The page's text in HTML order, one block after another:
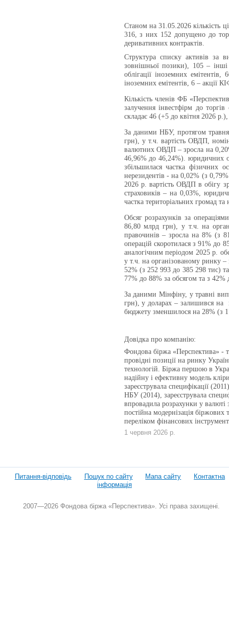
Станом на 31.05.2026кількість
316, з них 152 допущено до
деривативних контрактів.
Структура списку активів за
зовнішньої позики), 105 – інші
облігації іноземних
іноземних емітентів, 6 – акції
Кількість членів ФБ
залучення інвестфірм до
складає 46 (+5 до квітня 2026
За даними НБУ, протягом
грн), у т.ч. вартість ОВДП,
валютних ОВДП – зросла на
46,96% до 46,24%). юридичних
збільшилася частка
нерезидентів - на 0,02% (з
2026 р. вартість ОВДП в обігу
страховиків – на 0,03%,
частка територіальних громад
Обсяг розрахунків за
86,80 млрд грн), у т.ч. на
правочинів – зросла на 8% (з
операцій скоротилася з 91% до
аналогічним періодом 2025 р.
у т.ч. на організованому ринку
52% (з 252 993 до 385 298 тис)
77% до 88% за обсягом та з 42%
За даними Мінфіну, у травні
грн), у доларах – залишився на
бюджету зменшилося на 28% (з
Довідка про компанію:
Фондова біржа «Перспектива» -
провідні позиції на ринку
технологій. Біржа першою в
надійну і ефективну модель
зареєструвала специфікації
НБУ (2014), зареєструвала
впровадила розрахунки у валюті
постійна модернізація біржових
переліком фінансових
1 червня 2026 р.
Питання-відповідь Пошук по сайту Мапа сайту
Контактна
інформація
2007—2026 Фондова біржа «Перспектива». Усі права захищені.